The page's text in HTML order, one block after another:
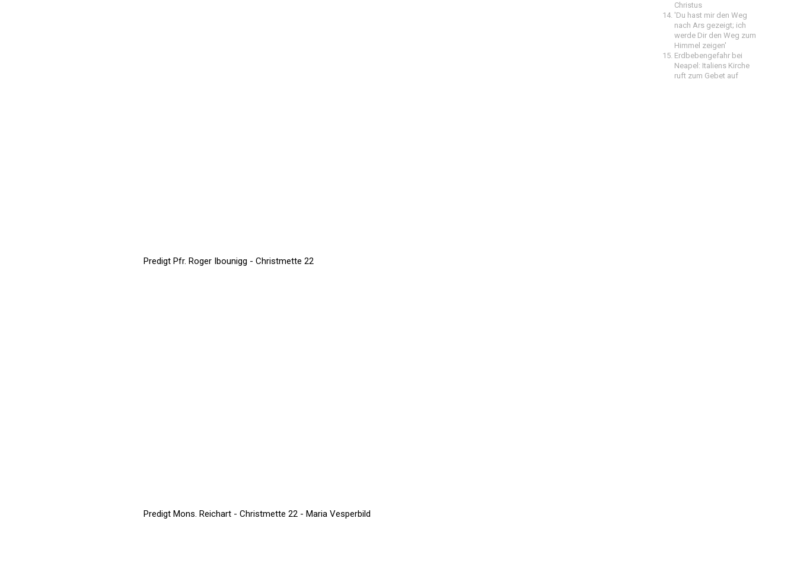
Predigt Pfr. Roger Ibounigg - Christmette 22
Predigt Mons. Reichart - Christmette 22 - Maria Vesperbild
Christus
'Du hast mir den Weg
nach Ars gezeigt; ich
werde Dir den Weg zum
Himmel zeigen'
Erdbebengefahr bei
Neapel: Italiens Kirche
ruft zum Gebet auf